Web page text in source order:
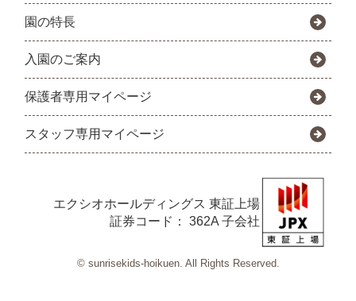
園の特長
入園のご案内
保護者専用マイページ
スタッフ専用マイページ
エクシオホールディングス 東証上場
証券コード： 362A 子会社
© sunrisekids-hoikuen. All Rights Reserved.